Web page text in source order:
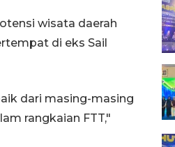
wisata daerah
di eks Sail
dari masing-masing
rangkaian FTT,"